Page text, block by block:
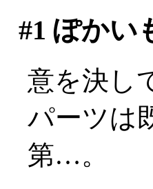
#1 ぽかい
意を決し
パーツは
第…。